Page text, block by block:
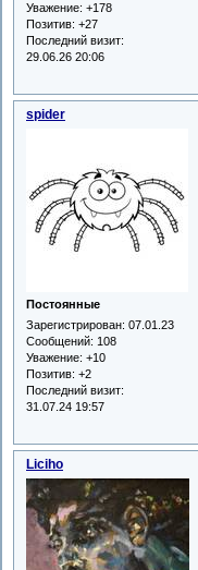
Уважение: +178
Позитив: +27
Последний визит:
29.06.26 20:06
spider
Постоянные
Зарегистрирован: 07.01.23
Сообщений: 108
Уважение: +10
Позитив: +2
Последний визит:
31.07.24 19:57
Liciho